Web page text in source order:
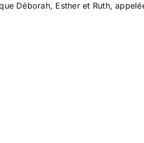
Déborah, Esther et Ruth,